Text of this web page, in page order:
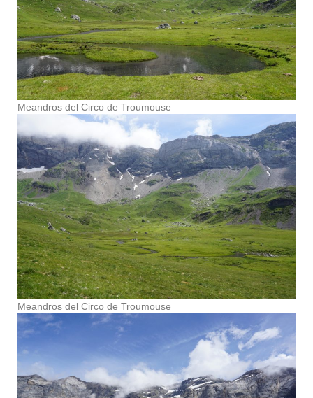
Meandros del Circo de Troumouse
Meandros del Circo de Troumouse